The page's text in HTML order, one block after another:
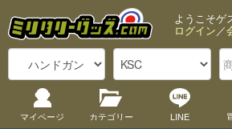
ようこそゲ
ログイン／
マイページ カテゴリー LINE